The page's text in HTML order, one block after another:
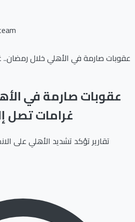
عقوبات صارمة في الأهلي خلال
عقوبات صارمة في
غرامات تصل إلى 200
تقارير تؤكد تشديد الأهلي على